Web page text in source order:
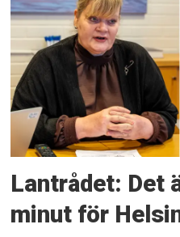
Lantrådet: Det
minut för